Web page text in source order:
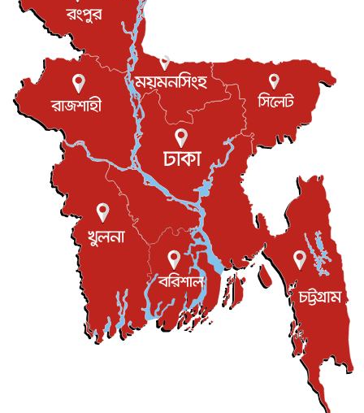
যুক্তরাষ্ট্রে পারিবারিক সংঘাতে বন্দুক হামলা, নিহত ৩
আন্তর্জাতিক
টি-টোয়েন্টি ইতিহাসের সর্বোচ্চ রানের মালিক এখন জস বাটলার
খেলাধুলা ৬ আগস্ট, ২০২৬
বস্তিতে কেটেছে শৈশব, আজ মুম্বাইয়ে দুই বাড়ির মালিক
৬ আগস্ট, ২০২৬
যুক্তরাজ্যে বসবাসরত জাতীয়তাবাদী কুলাউড়াবাসীর মত বিনিময়
সভা...
ইউকে কমিউনিটি ৫ আগস্ট, ২০২৬
প্রধানমন্ত্রীকে সৌদি আরব সফরের আমন্ত্রণ
জাতীয় ৫ আগস্ট, ২০২৬
জুলাই গণ-অভ্যুত্থান দিবস আজ, স্মরণে দেশজুড়ে কর্মসূচি
৫ আগস্ট, ২০২৬
জনগণ পরিবর্তন চেয়েছে বলেই জুলাই আন্দোলন সফল :
প্রধানমন্ত্রী
জাতীয় ৫ আগস্ট, ২০২৬
বেনজীর আহমেদের সঙ্গে পরীমনির ঘনিষ্ঠ সম্পর্ক ছিল : নাসির
৫ আগস্ট, ২০২৬